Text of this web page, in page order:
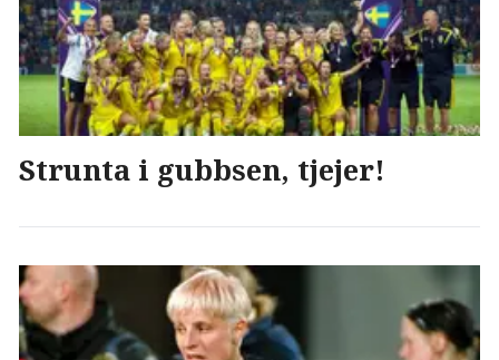
Strunta i gubbsen, tjejer!